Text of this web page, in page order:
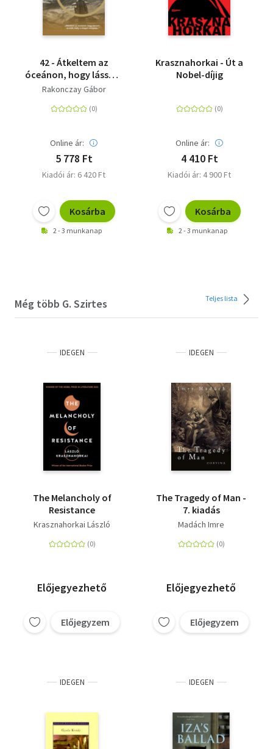
42 - Átkeltem az
óceánon, hogy lássam
az erőt, mely a világot
Rakonczay Gábor
Online ár:
5 778 Ft
Kiadói ár: 6 420 Ft
Kosárba
2 - 3 munkanap
Krasznahorkai - Út a
Nobel-díjig
Online ár:
4 410 Ft
Kiadói ár: 4 900 Ft
Kosárba
2 - 3 munkanap
Még több G. Szirtes Teljes lista
IDEGEN
The Melancholy of
Resistance
Krasznahorkai László
Előjegyezhető
Előjegyzem
IDEGEN
The Tragedy of Man -
7. kiadás
Madách Imre
Előjegyezhető
Előjegyzem
IDEGEN IDEGEN